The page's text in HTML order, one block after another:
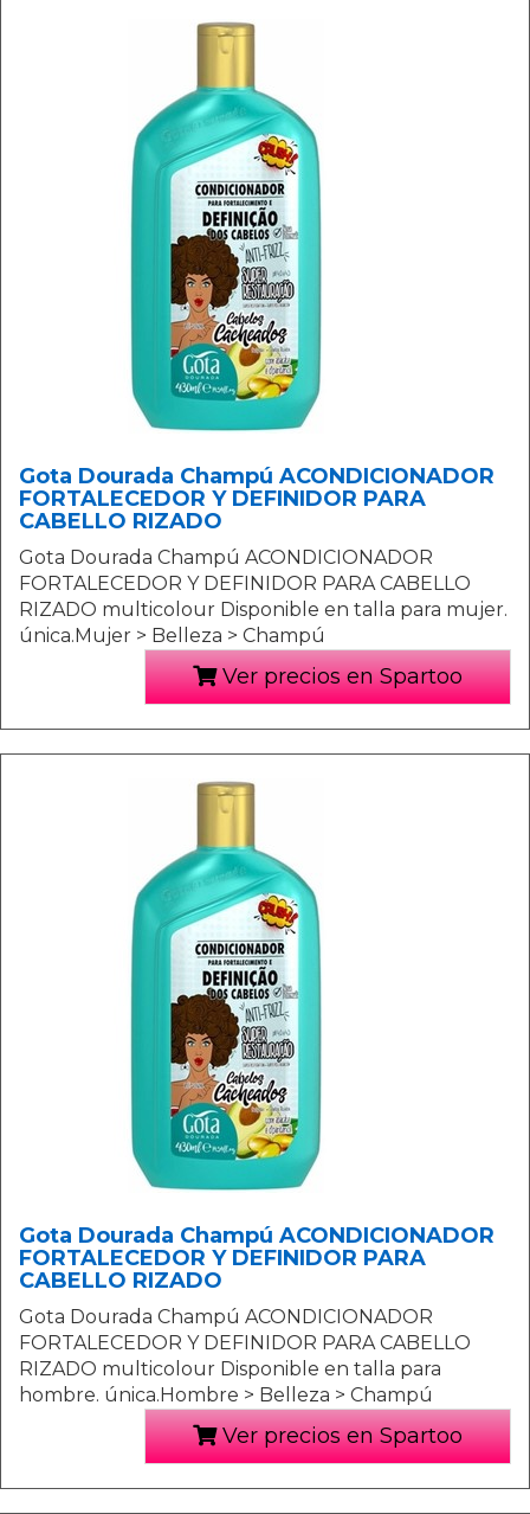
Gota Dourada Champú ACONDICIONADOR
FORTALECEDOR Y DEFINIDOR PARA
CABELLO RIZADO
Gota Dourada Champú ACONDICIONADOR
FORTALECEDOR Y DEFINIDOR PARA CABELLO
RIZADO multicolour Disponible en talla para mujer.
única.Mujer > Belleza > Champú
Ver precios en Spartoo
Gota Dourada Champú ACONDICIONADOR
FORTALECEDOR Y DEFINIDOR PARA
CABELLO RIZADO
Gota Dourada Champú ACONDICIONADOR
FORTALECEDOR Y DEFINIDOR PARA CABELLO
RIZADO multicolour Disponible en talla para
hombre. única.Hombre > Belleza > Champú
Ver precios en Spartoo